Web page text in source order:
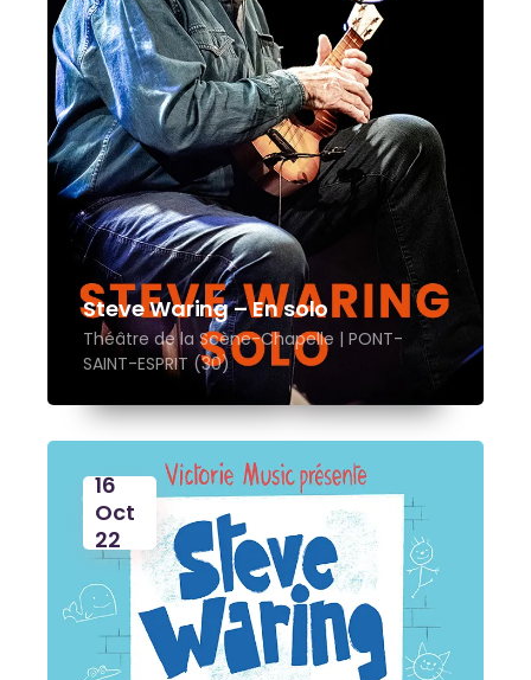
Steve Waring – En solo
Théâtre de la Scène-Chapelle | PONT-
SAINT-ESPRIT (30)
16
Oct
22